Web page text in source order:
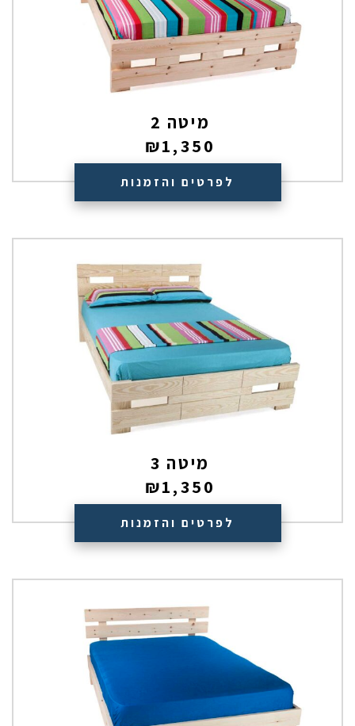
מיטה 2
₪1,350
לפרטים והזמנות
מיטה 3
₪1,350
לפרטים והזמנות